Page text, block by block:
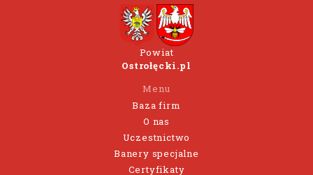
Powiat
Ostrołęcki.pl
Menu
Baza firm
O nas
Uczestnictwo
Banery specjalne
Certyfikaty